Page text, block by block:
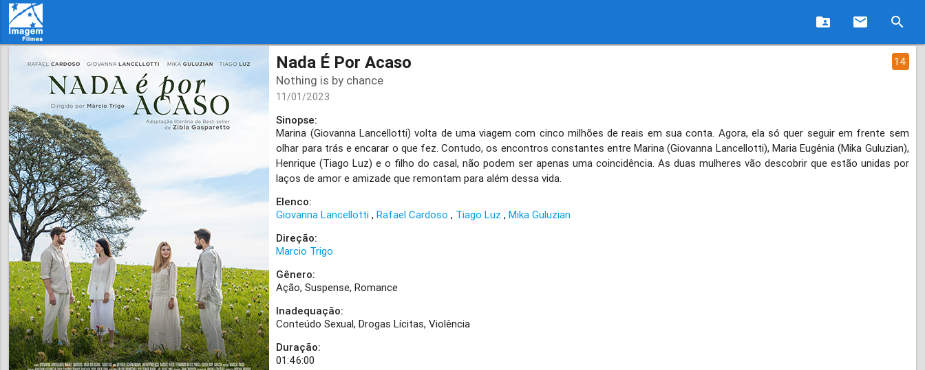
folder_shared email search
Nada É Por Acaso 14
Nothing is by chance
11/01/2023
Sinopse:
Marina (Giovanna Lancellotti) volta de uma viagem com cinco milhões de reais em sua conta. Agora, ela só quer seguir em frente sem
olhar para trás e encarar o que fez. Contudo, os encontros constantes entre Marina (Giovanna Lancellotti), Maria Eugênia (Mika Guluzian),
Henrique (Tiago Luz) e o filho do casal, não podem ser apenas uma coincidência. As duas mulheres vão descobrir que estão unidas por
laços de amor e amizade que remontam para além dessa vida.
Elenco:
Giovanna Lancellotti
Rafael Cardoso Tiago Luz
Mika Guluzian
Direção:
Marcio Trigo
Gênero:
Ação Suspense Romance
Inadequação:
Conteúdo Sexual Drogas Lícitas Violência
Duração:
01:46:00